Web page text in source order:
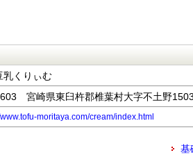
くりぃむ
宮崎県東臼杵郡椎葉村大字不土野
moritaya.com/cream/index.html
基